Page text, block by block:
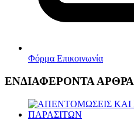
Φόρμα Επικοινωνία
ΕΝΔΙΑΦΕΡΟΝΤΑ ΑΡΘΡΑ